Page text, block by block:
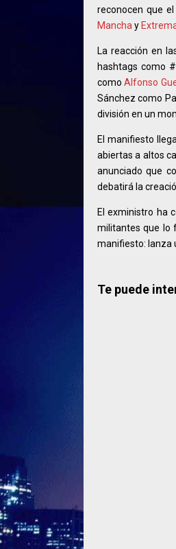
reconocen que
Mancha y
La reacción en
hashtags como #
comoAlfonso
Sánchez como
división en un
El manifiesto
abiertas a altos
anunciado que
debatirá la
El exministro ha
militantes que lo
manifiesto: lanza
Te puede